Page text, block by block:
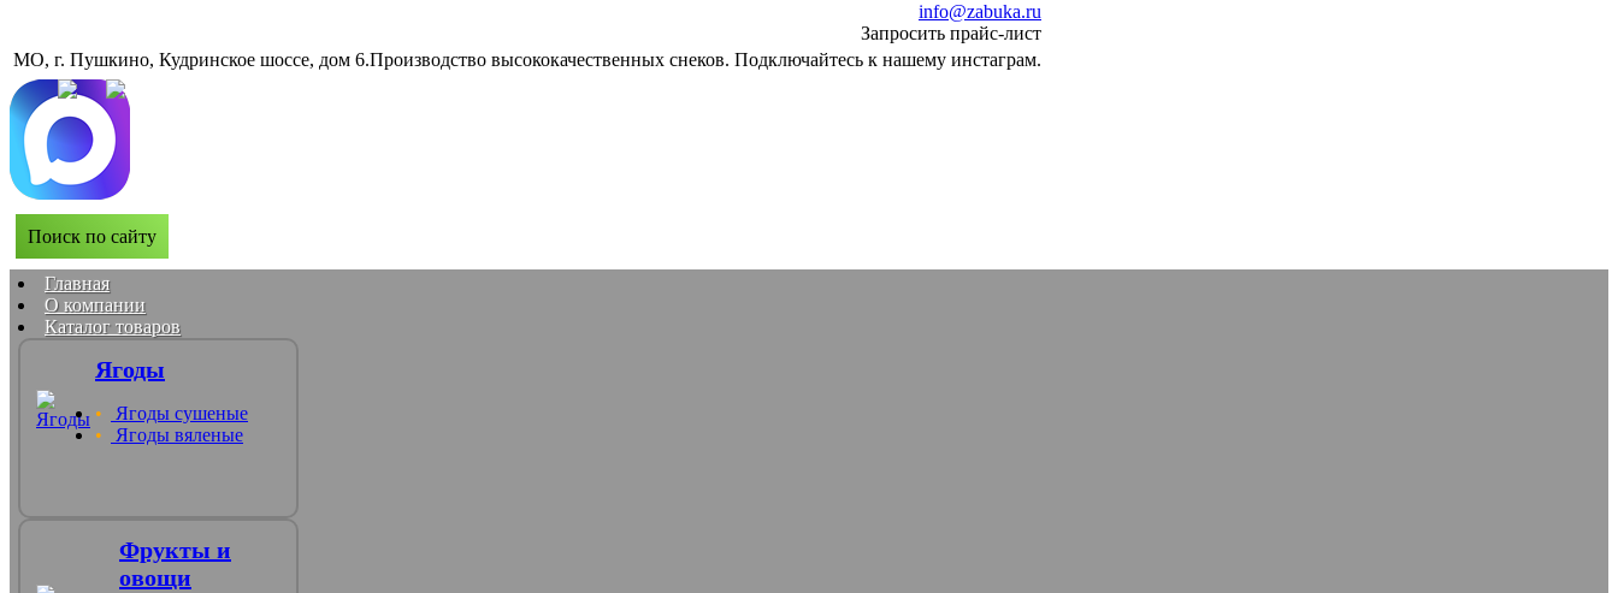
info@zabuka.ru
Запросить прайс-лист
МО, г. Пушкино, Кудринское шоссе, дом 6.Производство высококачественных снеков. Подключайтесь к нашему инстаграм.
Поиск по сайту
Главная
О компании
Каталог товаров
Ягоды
Ягоды сушеные
Ягоды вяленые
Фрукты и
овощи